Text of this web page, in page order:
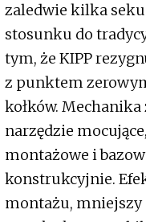
zaledwie kilka
stosunku do
tym, że KIPP
z punktem
kołków.
narzędzie
montażowe i
konstrukcyjnie.
montażu, mniejszy